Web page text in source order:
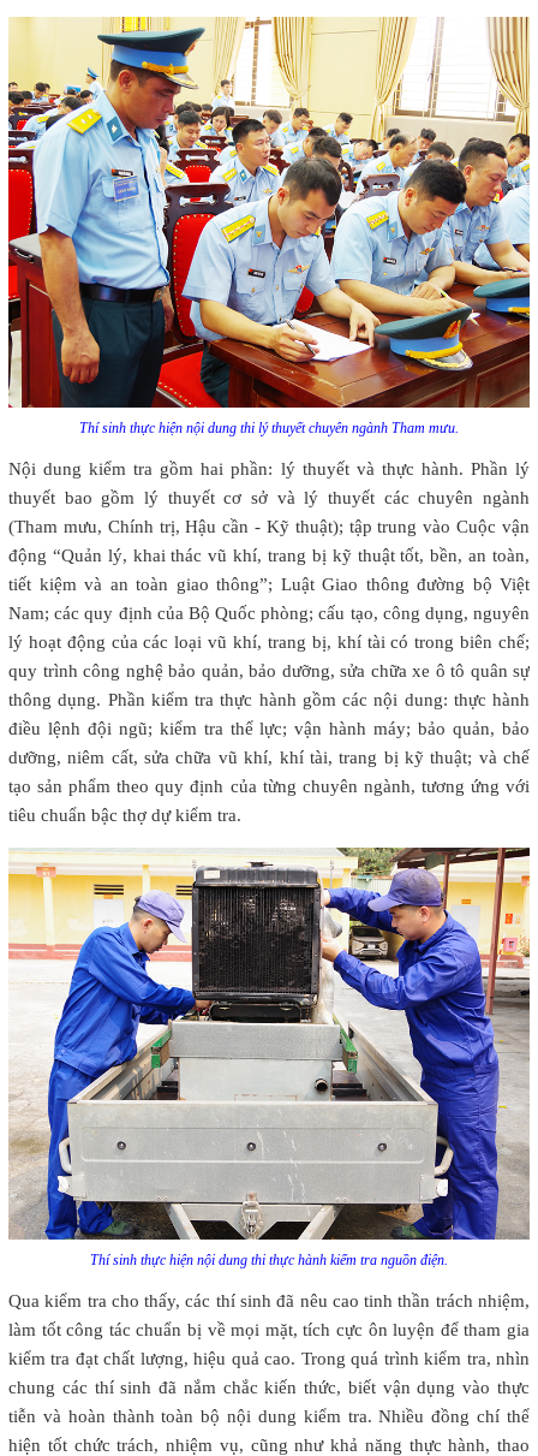
Thí sinh thực hiện nội dung thi lý thuyết chuyên ngành Tham mưu.
Nội dung kiểm tra gồm hai phần: lý thuyết và thực hành. Phần lý
thuyết bao gồm lý thuyết cơ sở và lý thuyết các chuyên ngành
(Tham mưu, Chính trị, Hậu cần - Kỹ thuật); tập trung vào Cuộc vận
động “Quản lý, khai thác vũ khí, trang bị kỹ thuật tốt, bền, an toàn,
tiết kiệm và an toàn giao thông”; Luật Giao thông đường bộ Việt
Nam; các quy định của Bộ Quốc phòng; cấu tạo, công dụng, nguyên
lý hoạt động của các loại vũ khí, trang bị, khí tài có trong biên chế;
quy trình công nghệ bảo quản, bảo dưỡng, sửa chữa xe ô tô quân sự
thông dụng. Phần kiểm tra thực hành gồm các nội dung: thực hành
điều lệnh đội ngũ; kiểm tra thể lực; vận hành máy; bảo quản, bảo
dưỡng, niêm cất, sửa chữa vũ khí, khí tài, trang bị kỹ thuật; và chế
tạo sản phẩm theo quy định của từng chuyên ngành, tương ứng với
tiêu chuẩn bậc thợ dự kiểm tra.
Thí sinh thực hiện nội dung thi thực hành kiểm tra nguồn điện.
Qua kiểm tra cho thấy, các thí sinh đã nêu cao tinh thần trách nhiệm,
làm tốt công tác chuẩn bị về mọi mặt, tích cực ôn luyện để tham gia
kiểm tra đạt chất lượng, hiệu quả cao. Trong quá trình kiểm tra, nhìn
chung các thí sinh đã nắm chắc kiến thức, biết vận dụng vào thực
tiễn và hoàn thành toàn bộ nội dung kiểm tra. Nhiều đồng chí thể
hiện tốt chức trách, nhiệm vụ, cũng như khả năng thực hành, thao